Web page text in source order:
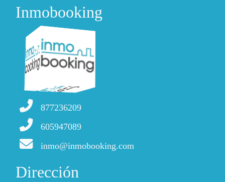
Inmobooking
877236209
605947089
inmo@inmobooking.com
Dirección